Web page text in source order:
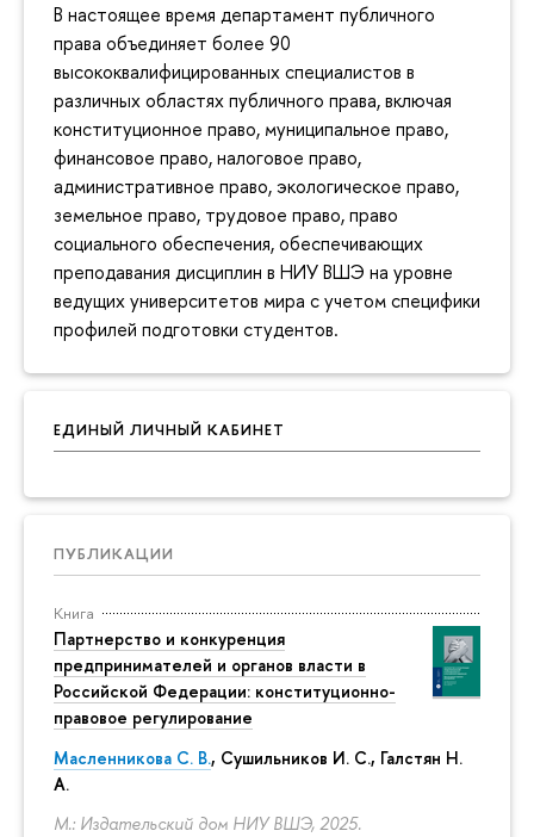
В настоящее время департамент публичного
права объединяет более 90
высококвалифицированных специалистов в
различных областях публичного права, включая
конституционное право, муниципальное право,
финансовое право, налоговое право,
административное право, экологическое право,
земельное право, трудовое право, право
социального обеспечения, обеспечивающих
преподавания дисциплин в НИУ ВШЭ на уровне
ведущих университетов мира с учетом специфики
профилей подготовки студентов.
ЕДИНЫЙ ЛИЧНЫЙ КАБИНЕТ
ПУБЛИКАЦИИ
Книга
Партнерство и конкуренция
предпринимателей и органов власти в
Российской Федерации: конституционно-
правовое регулирование
Масленникова С. В., Сушильников И. С., Галстян Н.
А.
М.: Издательский дом НИУ ВШЭ, 2025.